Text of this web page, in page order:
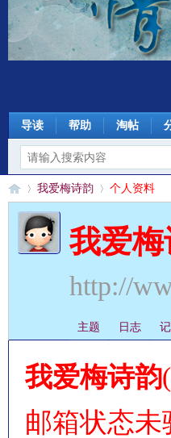
导读 帮助 淘帖
›
我爱梅诗韵
›
个人资料
我爱
http://
主题 日志
我爱梅诗韵
邮箱状态未